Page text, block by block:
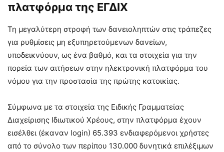
πλατφόρμα της ΕΓΔΙΧ
Τη μεγαλύτερη στροφή των δανειοληπτών στις τράπεζες
για ρυθμίσεις μη εξυπηρετούμενων δανείων,
υποδεικνύουν, ως ένα βαθμό, και τα στοιχεία για την
πορεία των αιτήσεων στην ηλεκτρονική πλατφόρμα του
νόμου για την προστασία της πρώτης κατοικίας.
Σύμφωνα με τα στοιχεία της Ειδικής Γραμματείας
Διαχείρισης Ιδιωτικού Χρέους, στην πλατφόρμα έχουν
εισέλθει (έκαναν login) 65.393 ενδιαφερόμενοι χρήστες
από το σύνολο των περίπου 130.000 δυνητικά επιλέξιμων